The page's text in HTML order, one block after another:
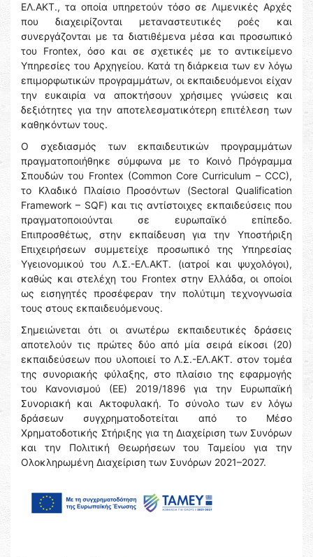
ΕΛ.ΑΚΤ., τα οποία υπηρετούν τόσο σε Λιμενικές Αρχές
που διαχειρίζονται μεταναστευτικές ροές και
συνεργάζονται με τα διατιθέμενα μέσα και προσωπικό
του Frontex, όσο και σε σχετικές με το αντικείμενο
Υπηρεσίες του Αρχηγείου. Κατά τη διάρκεια των εν λόγω
επιμορφωτικών προγραμμάτων, οι εκπαιδευόμενοι είχαν
την ευκαιρία να αποκτήσουν χρήσιμες γνώσεις και
δεξιότητες για την αποτελεσματικότερη επιτέλεση των
καθηκόντων τους.
Ο σχεδιασμός των εκπαιδευτικών προγραμμάτων
πραγματοποιήθηκε σύμφωνα με το Κοινό Πρόγραμμα
Σπουδών του Frontex (Common Core Curriculum – CCC),
το Κλαδικό Πλαίσιο Προσόντων (Sectoral Qualification
Framework – SQF) και τις αντίστοιχες εκπαιδεύσεις που
πραγματοποιούνται σε ευρωπαϊκό επίπεδο.
Επιπροσθέτως, στην εκπαίδευση για την Υποστήριξη
Επιχειρήσεων συμμετείχε προσωπικό της Υπηρεσίας
Υγειονομικού του Λ.Σ.-ΕΛ.ΑΚΤ. (ιατροί και ψυχολόγοι),
καθώς και στελέχη του Frontex στην Ελλάδα, οι οποίοι
ως εισηγητές προσέφεραν την πολύτιμη τεχνογνωσία
τους στους εκπαιδευόμενους.
Σημειώνεται ότι οι ανωτέρω εκπαιδευτικές δράσεις
αποτελούν τις πρώτες δύο από μία σειρά είκοσι (20)
εκπαιδεύσεων που υλοποιεί το Λ.Σ.-ΕΛ.ΑΚΤ. στον τομέα
της συνοριακής φύλαξης, στο πλαίσιο της εφαρμογής
του Κανονισμού (ΕΕ) 2019/1896 για την Ευρωπαϊκή
Συνοριακή και Ακτοφυλακή. Το σύνολο των εν λόγω
δράσεων συγχρηματοδοτείται από το Μέσο
Χρηματοδοτικής Στήριξης για τη Διαχείριση των Συνόρων
και την Πολιτική Θεωρήσεων του Ταμείου για την
Ολοκληρωμένη Διαχείριση των Συνόρων 2021–2027.